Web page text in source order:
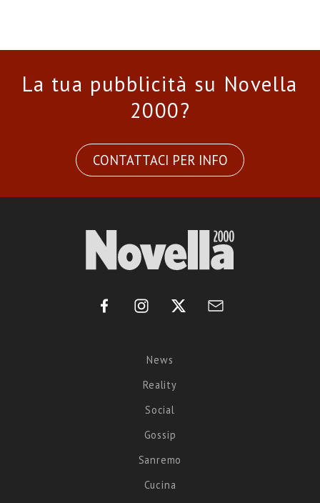
La tua pubblicità su Novella
2000?
CONTATTACI PER INFO
News
Reality
Social
Gossip
Sanremo
Cucina